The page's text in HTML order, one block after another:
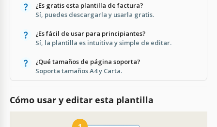
¿Es gratis esta plantilla de factura?
Sí, puedes descargarla y usarla gratis.
¿Es fácil de usar para principiantes?
Sí, la plantilla es intuitiva y simple de editar.
¿Qué tamaños de página soporta?
Soporta tamaños A4 y Carta.
Cómo usar y editar esta plantilla